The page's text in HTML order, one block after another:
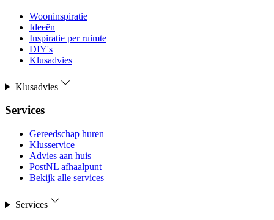
Wooninspiratie
Ideeën
Inspiratie per ruimte
DIY's
Klusadvies
Klusadvies
Services
Gereedschap huren
Klusservice
Advies aan huis
PostNL afhaalpunt
Bekijk alle services
Services